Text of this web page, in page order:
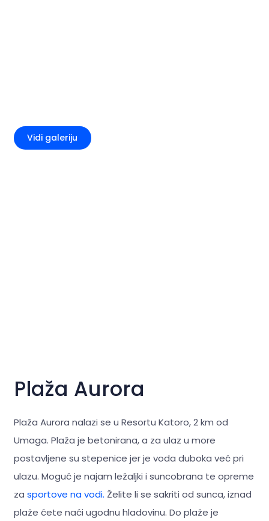
Vidi galeriju
Plaža Aurora
Plaža Aurora nalazi se u Resortu Katoro, 2 km od
Umaga. Plaža je betonirana, a za ulaz u more
postavljene su stepenice jer je voda duboka već pri
ulazu. Moguć je najam ležaljki i suncobrana te opreme
za sportove na vodi. Želite li se sakriti od sunca, iznad
plaže ćete naći ugodnu hladovinu. Do plaže je